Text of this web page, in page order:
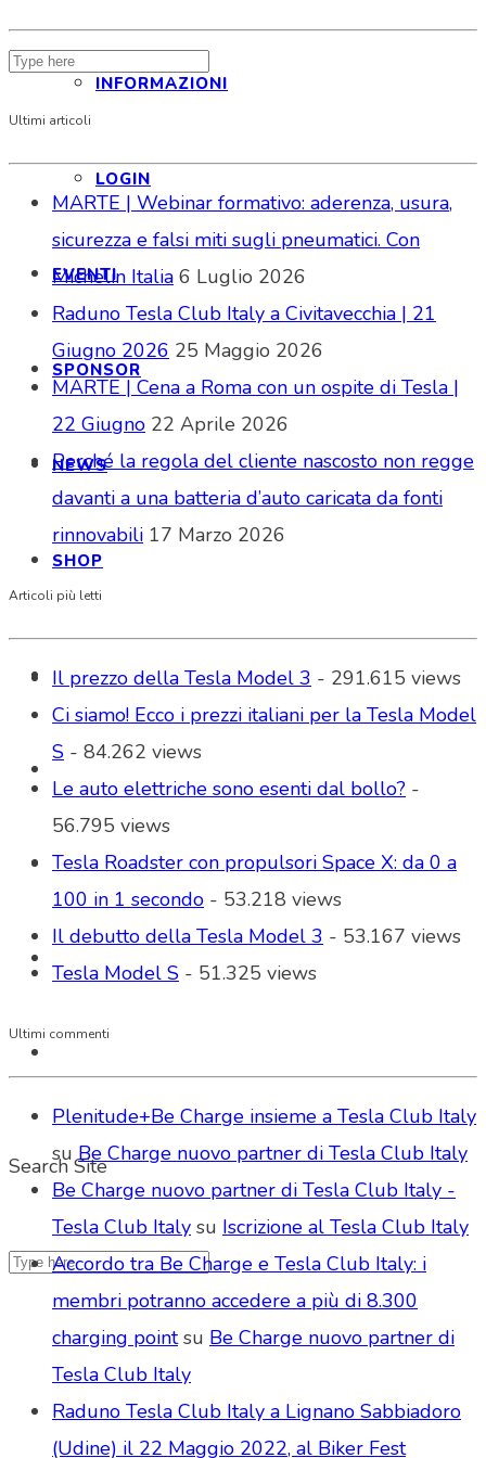
INFORMAZIONI
LOGIN
EVENTI
SPONSOR
NEWS
SHOP
Search Site
Ultimi articoli
MARTE | Webinar formativo: aderenza, usura,
sicurezza e falsi miti sugli pneumatici. Con
Michelin Italia 6 Luglio 2026
Raduno Tesla Club Italy a Civitavecchia | 21
Giugno 2026 25 Maggio 2026
MARTE | Cena a Roma con un ospite di Tesla |
22 Giugno 22 Aprile 2026
Perché la regola del cliente nascosto non regge
davanti a una batteria d’auto caricata da fonti
rinnovabili 17 Marzo 2026
Articoli più letti
Il prezzo della Tesla Model 3 - 291.615 views
Ci siamo! Ecco i prezzi italiani per la Tesla Model
S - 84.262 views
Le auto elettriche sono esenti dal bollo? -
56.795 views
Tesla Roadster con propulsori Space X: da 0 a
100 in 1 secondo - 53.218 views
Il debutto della Tesla Model 3 - 53.167 views
Tesla Model S - 51.325 views
Ultimi commenti
Plenitude+Be Charge insieme a Tesla Club Italy
suBe Charge nuovo partner di Tesla Club Italy
Be Charge nuovo partner di Tesla Club Italy -
Tesla Club Italy su Iscrizione al Tesla Club Italy
Accordo tra Be Charge e Tesla Club Italy: i
membri potranno accedere a più di 8.300
charging pointsu Be Charge nuovo partner di
Tesla Club Italy
Raduno Tesla Club Italy a Lignano Sabbiadoro
(Udine) il 22 Maggio 2022, al Biker Fest